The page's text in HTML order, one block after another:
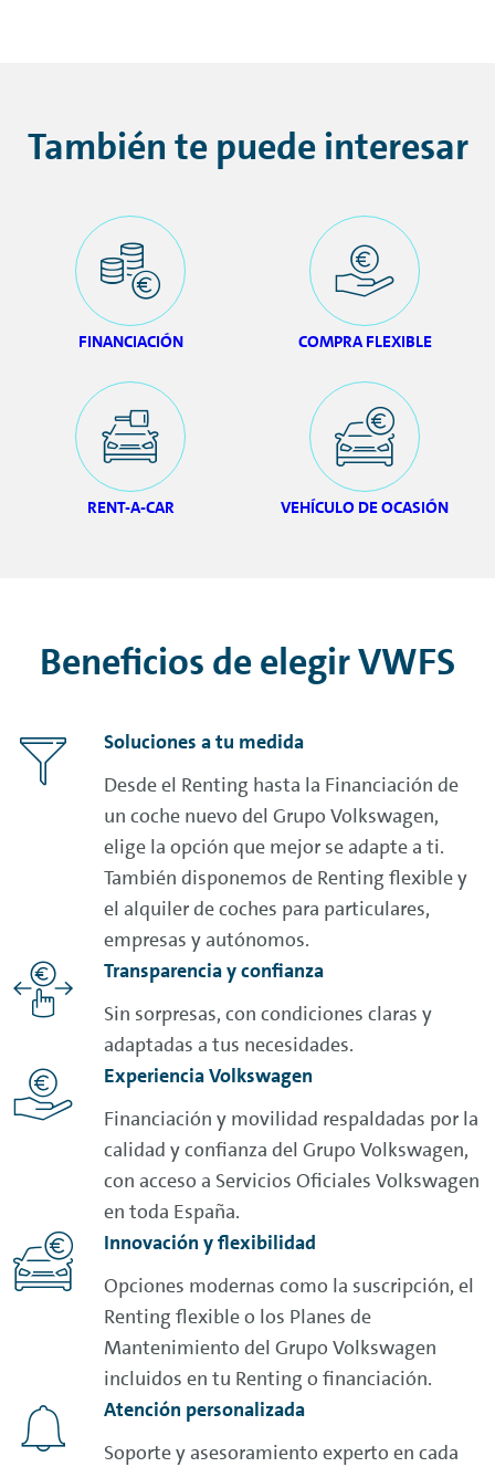
También te puede interesar
FINANCIACIÓN COMPRA FLEXIBLE
RENT-A-CAR VEHÍCULO DE OCASIÓN
Beneficios de elegir VWFS
Soluciones a tu medida
Desde el Renting hasta la Financiación de
un coche nuevo del Grupo Volkswagen,
elige la opción que mejor se adapte a ti.
También disponemos de Renting flexible y
el alquiler de coches para particulares,
empresas y autónomos.
Transparencia y confianza
Sin sorpresas, con condiciones claras y
adaptadas a tus necesidades.
Experiencia Volkswagen
Financiación y movilidad respaldadas por la
calidad y confianza del Grupo Volkswagen,
con acceso a Servicios Oficiales Volkswagen
en toda España.
Innovación y flexibilidad
Opciones modernas como la suscripción, el
Renting flexible o los Planes de
Mantenimiento del Grupo Volkswagen
incluidos en tu Renting o financiación.
Atención personalizada
Soporte y asesoramiento experto en cada